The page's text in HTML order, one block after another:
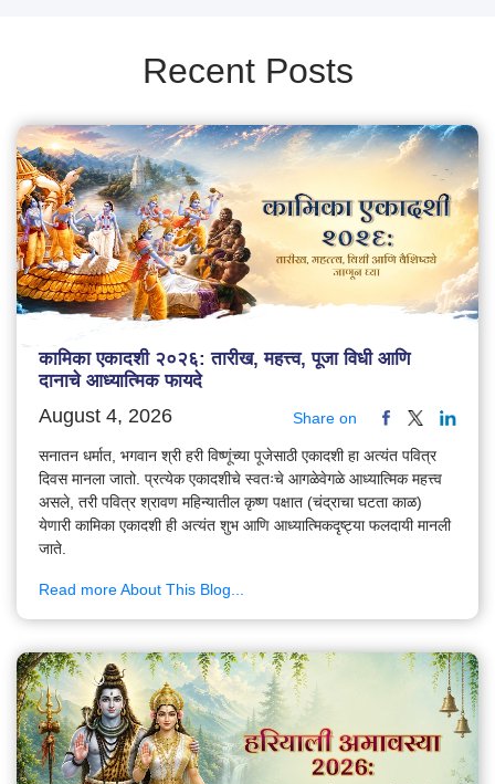
Recent Posts
कामिका एकादशी २०२६: तारीख, महत्त्व, पूजा विधी आणि
दानाचे आध्यात्मिक फायदे
August 4, 2026 Share on
सनातन धर्मात, भगवान श्री हरी विष्णूंच्या पूजेसाठी एकादशी हा अत्यंत पवित्र
दिवस मानला जातो. प्रत्येक एकादशीचे स्वतःचे आगळेवेगळे आध्यात्मिक महत्त्व
असले, तरी पवित्र श्रावण महिन्यातील कृष्ण पक्षात (चंद्राचा घटता काळ)
येणारी कामिका एकादशी ही अत्यंत शुभ आणि आध्यात्मिकदृष्ट्या फलदायी मानली
जाते.
Read more About This Blog...